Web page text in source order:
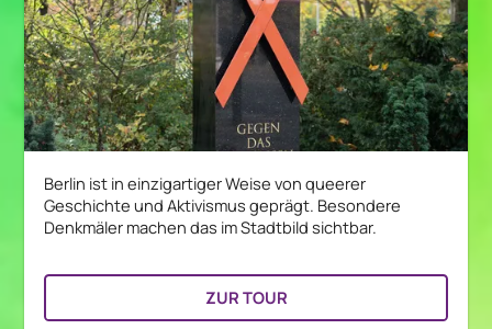
Berlin ist in einzigartiger Weise von queerer
Geschichte und Aktivismus geprägt. Besondere
Denkmäler machen das im Stadtbild sichtbar.
ZUR TOUR